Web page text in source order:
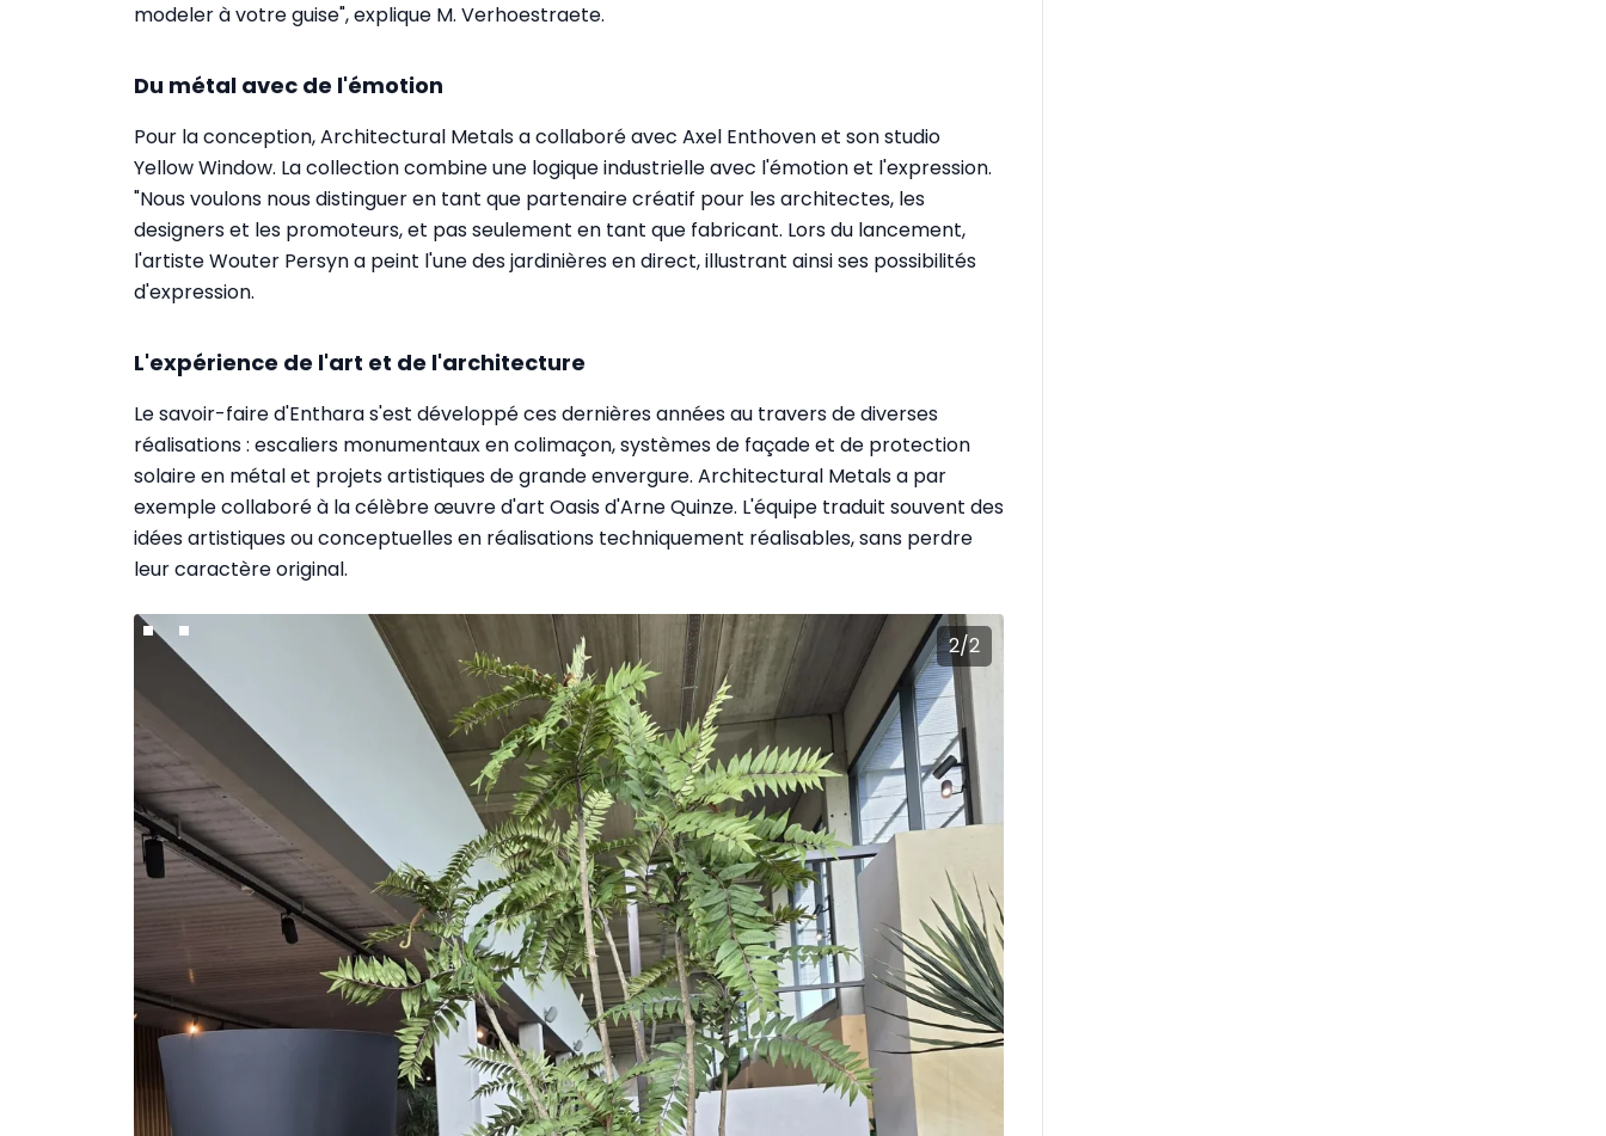
modeler à votre guise", explique M. Verhoestraete.
Du métal avec de l'émotion
Pour la conception, Architectural Metals a collaboré avec Axel Enthoven et son studio
Yellow Window. La collection combine une logique industrielle avec l'émotion et l'expression.
"Nous voulons nous distinguer en tant que partenaire créatif pour les architectes, les
designers et les promoteurs, et pas seulement en tant que fabricant. Lors du lancement,
l'artiste Wouter Persyn a peint l'une des jardinières en direct, illustrant ainsi ses possibilités
d'expression.
L'expérience de l'art et de l'architecture
Le savoir-faire d'Enthara s'est développé ces dernières années au travers de diverses
réalisations : escaliers monumentaux en colimaçon, systèmes de façade et de protection
solaire en métal et projets artistiques de grande envergure. Architectural Metals a par
exemple collaboré à la célèbre œuvre d'art Oasis d'Arne Quinze. L'équipe traduit souvent des
idées artistiques ou conceptuelles en réalisations techniquement réalisables, sans perdre
leur caractère original.
2/2